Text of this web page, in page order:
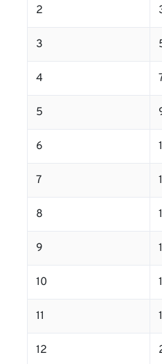
2
3
4
5
6
7
8
9
10
11
12